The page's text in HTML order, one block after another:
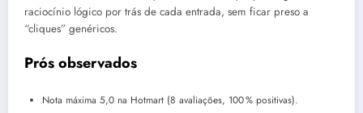
raciocínio lógico por trás de cada entrada, sem ficar preso a
“cliques” genéricos.
Prós observados
Nota máxima 5,0 na Hotmart (8 avaliações, 100 % positivas).